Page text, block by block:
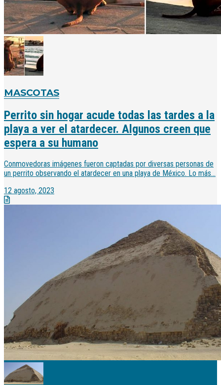
MASCOTAS
Perrito sin hogar acude todas las tardes a la
playa a ver el atardecer. Algunos creen que
espera a su humano
Conmovedoras imágenes fueron captadas por diversas personas de
un perrito observando el atardecer en una playa de México. Lo más...
12 agosto, 2023